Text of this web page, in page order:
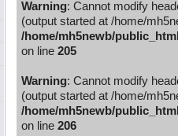
Warning: Cannot modify
(output started at /home/
/home/mh5newb/
on line 205
Warning: Cannot modify
(output started at /home/
/home/mh5newb/
on line 206